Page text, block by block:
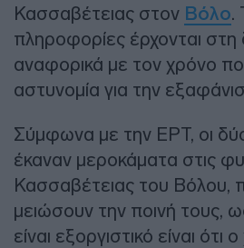
Κασσαβέτειας στον Βόλο.
πληροφορίες έρχονται στη
αναφορικά με τον χρόνο
αστυνομία για την
Σύμφωνα με την ΕΡΤ, οι
έκαναν μεροκάματα στις
Κασσαβέτειας του Βόλου,
μειώσουν την ποινή τους,
είναι εξοργιστικό είναι ότι